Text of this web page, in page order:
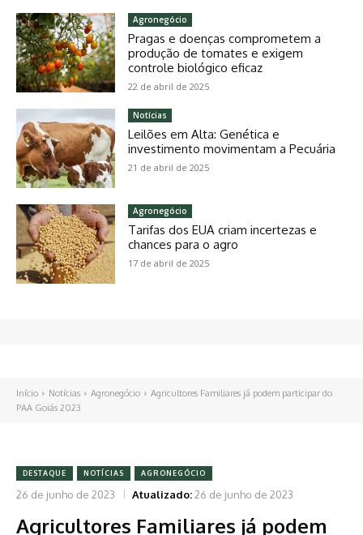
Agronegócio
Pragas e doenças comprometem a
produção de tomates e exigem
controle biológico eficaz
22 de abril de 2025
Notícias
Leilões em Alta: Genética e
investimento movimentam a Pecuária
21 de abril de 2025
Agronegócio
Tarifas dos EUA criam incertezas e
chances para o agro
17 de abril de 2025